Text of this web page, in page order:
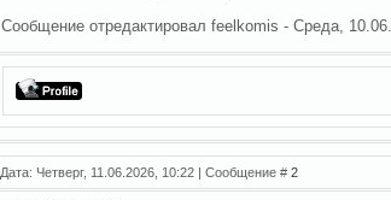
Сообщение отредактировалfeelkomis -Среда,
Дата: Четверг, 11.06.2026, 10:22 | Сообщение #2